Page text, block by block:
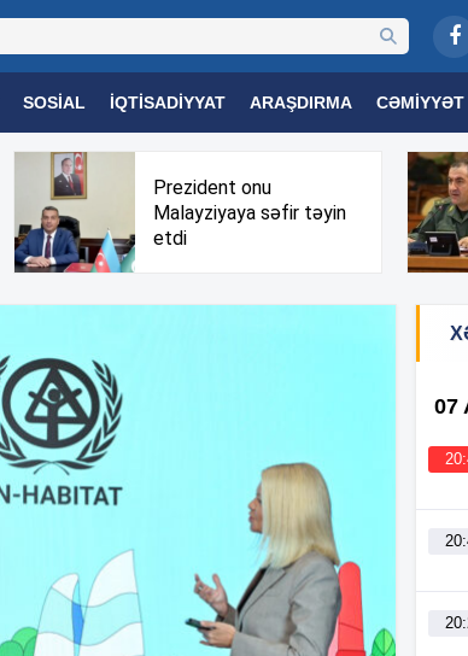
SOSIAL İQTISADIYYAT ARAŞDIRMA CƏMIYYƏT
TƏHSIL TRIBUNA TV
Prezident onu
Malayziyaya səfir təyin
etdi
07